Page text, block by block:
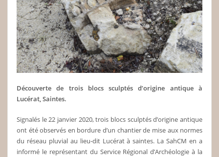
Découverte de trois blocs sculptés d’origine antique à
Lucérat, Saintes.
Signalés le 22 janvier 2020, trois blocs sculptés d’origine antique
ont été observés en bordure d’un chantier de mise aux normes
du réseau pluvial au lieu-dit Lucérat à saintes. La SahCM en a
informé le représentant du Service Régional d’Archéologie à la